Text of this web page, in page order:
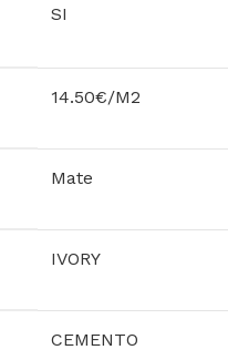
SI
14.50€/M2
Mate
IVORY
CEMENTO